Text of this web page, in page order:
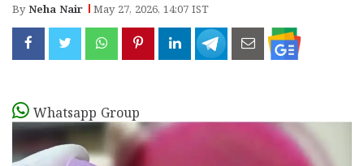
ByNeha Nair May 27, 2026, 14:07 IST
Whatsapp Group